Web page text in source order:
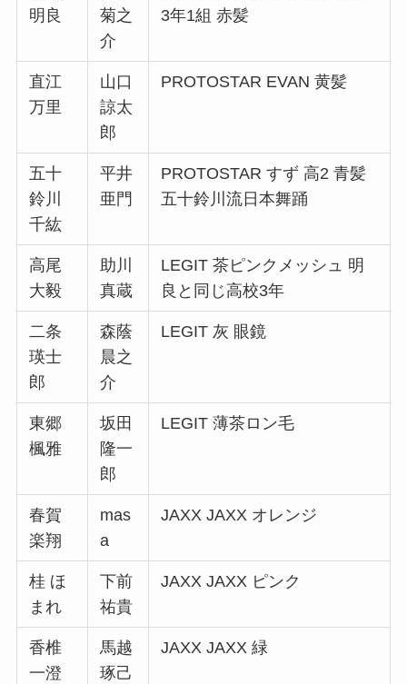
明良
菊之
介
3年1組 赤髪
直江
万里
山口
諒太
郎
PROTOSTAR EVAN 黄髪
五十
鈴川
千紘
平井
亜門
PROTOSTAR すず 高2 青髪
五十鈴川流日本舞踊
高尾
大毅
助川
真蔵
LEGIT 茶ピンクメッシュ 明
良と同じ高校3年
二条
瑛士
郎
森蔭
晨之
介
LEGIT 灰 眼鏡
東郷
楓雅
坂田
隆一
郎
LEGIT 薄茶ロン毛
春賀
楽翔
mas
a
JAXX JAXX オレンジ
桂 ほ
まれ
下前
祐貴
JAXX JAXX ピンク
香椎
一澄
馬越
琢己
JAXX JAXX 緑